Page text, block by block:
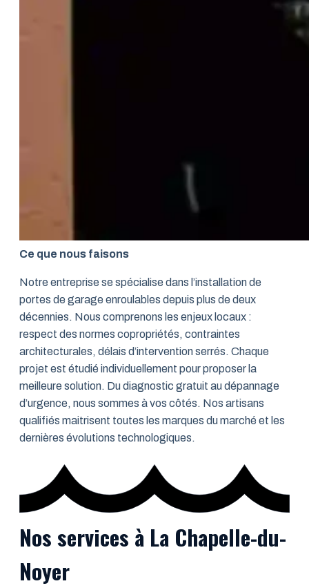
Ce que nous faisons
Notre entreprise se spécialise dans l’installation de
portes de garage enroulables depuis plus de deux
décennies. Nous comprenons les enjeux locaux :
respect des normes copropriétés, contraintes
architecturales, délais d’intervention serrés. Chaque
projet est étudié individuellement pour proposer la
meilleure solution. Du diagnostic gratuit au dépannage
d’urgence, nous sommes à vos côtés. Nos artisans
qualifiés maitrisent toutes les marques du marché et les
dernières évolutions technologiques.
Nos services à La Chapelle-du-
Noyer